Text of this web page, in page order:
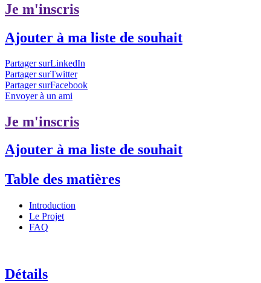
Je m'inscris
Ajouter à ma liste de souhait
Partager surLinkedIn
Partager surTwitter
Partager surFacebook
Envoyer à un ami
Je m'inscris
Ajouter à ma liste de souhait
Table des matières
Introduction
Le Projet
FAQ
Détails